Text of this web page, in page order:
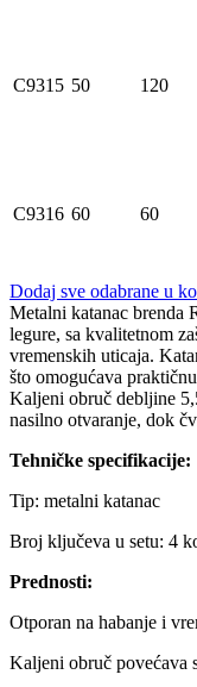
C9315 50 120
C9316 60 60
Dodaj sve odabrane u
Metalni katanac brenda
legure, sa kvalitetnom
vremenskih uticaja.
što omogućava
Kaljeni obruč debljine
nasilno otvaranje, dok
Tehničke specifikacije:
Tip: metalni katanac
Broj ključeva u setu: 4
Prednosti:
Otporan na habanje i
Kaljeni obruč povećava